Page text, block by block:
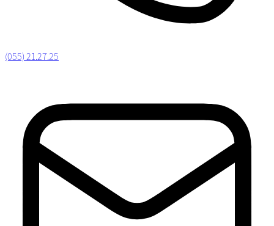
(055) 21.27.25